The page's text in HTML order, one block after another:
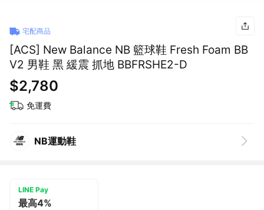
宅配商品
[ACS] New Balance NB 籃球鞋 Fresh Foam BB
V2 男鞋 黑 緩震 抓地 BBFRSHE2-D
$2,780
免運費
NB運動鞋
LINE Pay
最高4%